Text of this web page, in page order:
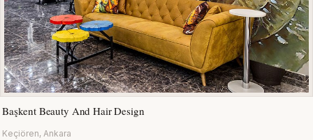
Başkent Beauty And Hair Design
Keçiören, Ankara